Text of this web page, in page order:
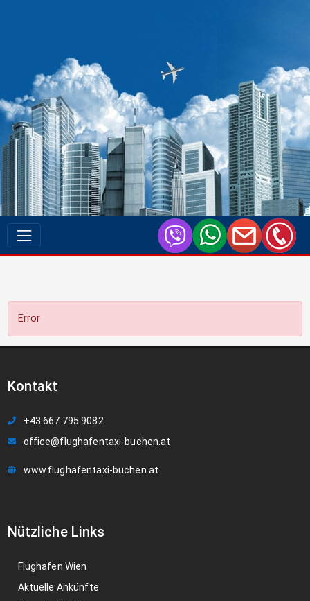
Error
Kontakt
+43 667 795 9082
office@flughafentaxi-buchen.at
www.flughafentaxi-buchen.at
Nützliche Links
Flughafen Wien
Aktuelle Ankünfte